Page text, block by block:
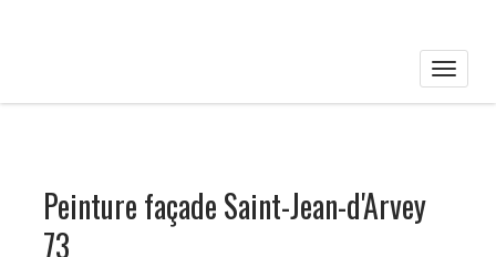
Toggle
Peinture façade Saint-Jean-d'Arvey
73